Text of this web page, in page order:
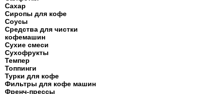
Сахар
Сиропы для кофе
Соусы
Средства для чистки
кофемашин
Сухие смеси
Сухофрукты
Темпер
Топпинги
Турки для кофе
Фильтры для кофе машин
Френч-прессы